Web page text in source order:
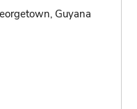
Guyana